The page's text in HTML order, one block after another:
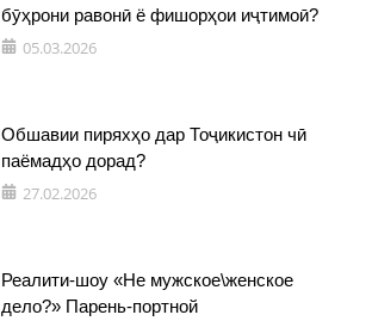
бӯҳрони равонӣ ё фишорҳои иҷтимоӣ?
05.03.2026
Обшавии пиряхҳо дар Тоҷикистон чӣ
паёмадҳо дорад?
27.02.2026
Реалити-шоу «Не мужское\женское
дело?» Парень-портной